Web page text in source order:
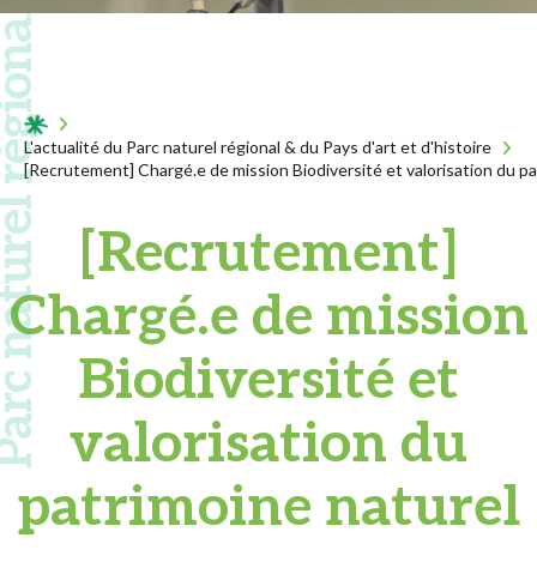
régional
Acceuil
L'actualité du Parc naturel régional & du Pays d'art et d'histoire
[Recrutement] Chargé.e de mission Biodiversité et valorisation du
[Recrutement]
Chargé.e de mission
Biodiversité et
valorisation du
patrimoine naturel